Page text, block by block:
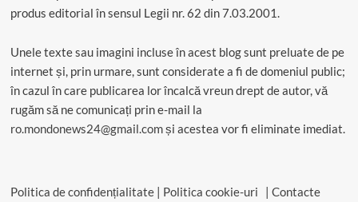
produs editorial în sensul Legii nr. 62 din 7.03.2001.
Unele texte sau imagini incluse în acest blog sunt preluate de pe
internet și, prin urmare, sunt considerate a fi de domeniul public;
în cazul în care publicarea lor încalcă vreun drept de autor, vă
rugăm să ne comunicați prin e-mail la
ro.mondonews24@gmail.comși acestea vor fi eliminate imediat.
Politica de confidențialitate| Politica cookie-uri Contacte